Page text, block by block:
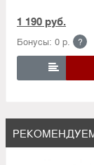
1 190 руб.
Бонусы: 0 р. ?
